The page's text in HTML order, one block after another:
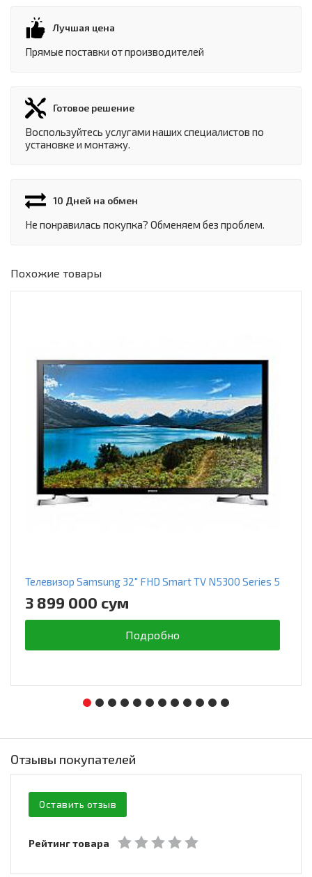
Лучшая цена
Прямые поставки от производителей
Готовое решение
Воспользуйтесь услугами наших специалистов по
установке и монтажу.
10 Дней на обмен
Не понравилась покупка? Обменяем без проблем.
Похожие товары
Телевизор Samsung 32" FHD Smart TV N5300 Series 5
3 899 000 сум
Подробно
Отзывы покупателей
Оставить отзыв
Рейтинг товара